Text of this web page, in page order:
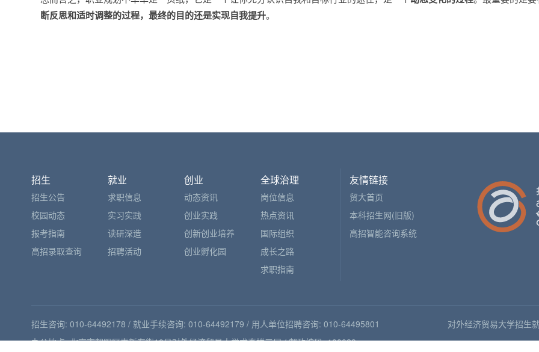
断反思和适时调整的过程，最终的目的还是实现自我提升。
招生
招生公告
校园动态
报考指南
高招录取查询
就业
求职信息
实习实践
读研深造
招聘活动
创业
动态资讯
创业实践
创新创业培养
创业孵化园
全球治理
岗位信息
热点资讯
国际组织
成长之路
求职指南
友情链接
贸大首页
本科招生网(旧版)
高招智能咨询系统
招生咨询: 010-64492178 / 就业手续咨询: 010-64492179 / 用人单位招聘咨询: 010-64495801
办公地点: 北京市朝阳区惠新东街10号对外经济贸易大学求真楼三层 / 邮政编码: 100029
对外经济贸易大学招生